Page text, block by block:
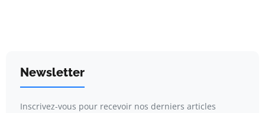
Newsletter
Inscrivez-vous pour recevoir nos derniers articles